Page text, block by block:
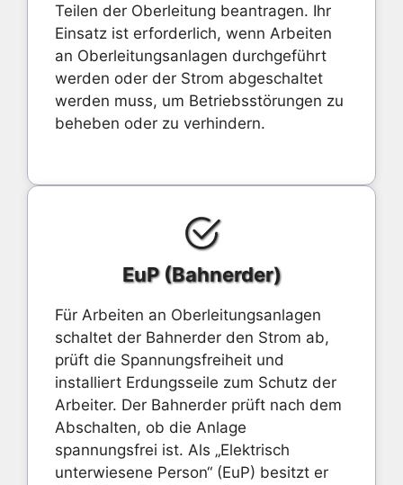
Teilen der Oberleitung beantragen. Ihr
Einsatz ist erforderlich, wenn Arbeiten
an Oberleitungsanlagen durchgeführt
werden oder der Strom abgeschaltet
werden muss, um Betriebsstörungen zu
beheben oder zu verhindern.
EuP (Bahnerder)
Für Arbeiten an Oberleitungsanlagen
schaltet der Bahnerder den Strom ab,
prüft die Spannungsfreiheit und
installiert Erdungsseile zum Schutz der
Arbeiter. Der Bahnerder prüft nach dem
Abschalten, ob die Anlage
spannungsfrei ist. Als „Elektrisch
unterwiesene Person“ (EuP) besitzt er